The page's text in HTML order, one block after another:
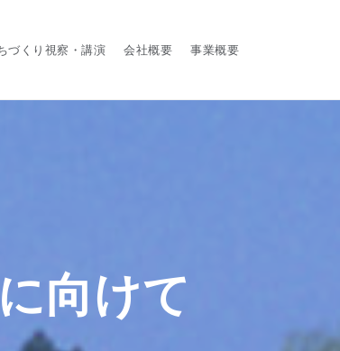
づくり視察・講演 会社概要 事業概要
向けて